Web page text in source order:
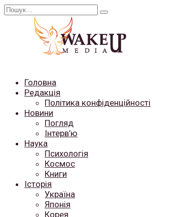
Перейти
Search
Головна
Редакція
Політика конфіденційності
Новини
Погляд
Інтерв’ю
Наука
Психологія
Космос
Книги
Історія
Україна
Японія
Корея